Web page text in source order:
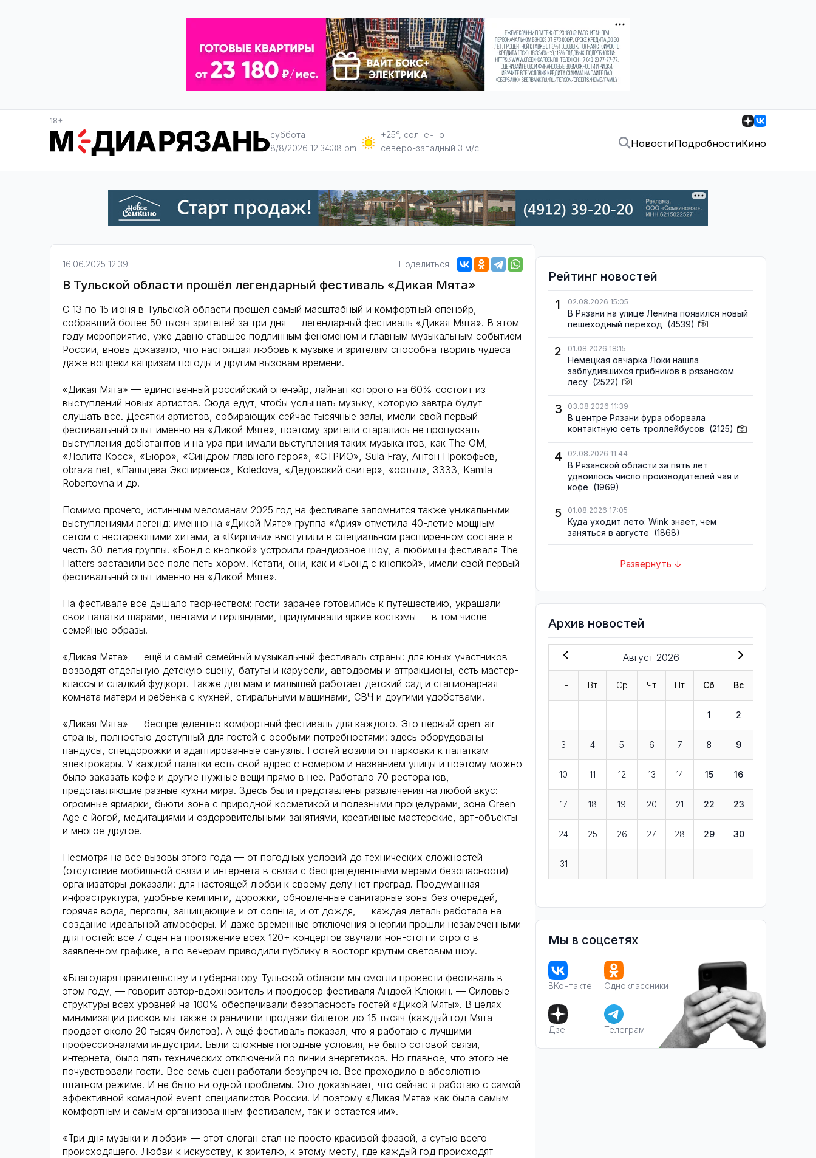
18+
суббота
8/8/2026 12:34:40 pm
+25°, солнечно
северо-западный 3 м/с
НовостиПодробностиКино
16.06.2025 12:39 Поделиться:
В Тульской области прошёл легендарный фестиваль «Дикая Мята»
С 13 по 15 июня в Тульской области прошёл самый масштабный и комфортный опенэйр,
собравший более 50 тысяч зрителей за три дня — легендарный фестиваль «Дикая Мята». В этом
году мероприятие, уже давно ставшее подлинным феноменом и главным музыкальным событием
России, вновь доказало, что настоящая любовь к музыке и зрителям способна творить чудеса
даже вопреки капризам погоды и другим вызовам времени.
«Дикая Мята» — единственный российский опенэйр, лайнап которого на 60% состоит из
выступлений новых артистов. Сюда едут, чтобы услышать музыку, которую завтра будут
слушать все. Десятки артистов, собирающих сейчас тысячные залы, имели свой первый
фестивальный опыт именно на «Дикой Мяте», поэтому зрители старались не пропускать
выступления дебютантов и на ура принимали выступления таких музыкантов, как The OM,
«Лолита Косс», «Бюро», «Синдром главного героя», «СТРИО», Sula Fray, Антон Прокофьев,
obraza net, «Пальцева Экспириенс», Koledova, «Дедовский свитер», «остыл», 3333, Kamila
Robertovna и др.
Помимо прочего, истинным меломанам 2025 год на фестивале запомнится также уникальными
выступлениями легенд: именно на «Дикой Мяте» группа «Ария» отметила 40-летие мощным
сетом с нестареющими хитами, а «Кирпичи» выступили в специальном расширенном составе в
честь 30-летия группы. «Бонд с кнопкой» устроили грандиозное шоу, а любимцы фестиваля The
Hatters заставили все поле петь хором. Кстати, они, как и «Бонд с кнопкой», имели свой первый
фестивальный опыт именно на «Дикой Мяте».
На фестивале все дышало творчеством: гости заранее готовились к путешествию, украшали
свои палатки шарами, лентами и гирляндами, придумывали яркие костюмы — в том числе
семейные образы.
«Дикая Мята» — ещё и самый семейный музыкальный фестиваль страны: для юных участников
возводят отдельную детскую сцену, батуты и карусели, автодромы и аттракционы, есть мастер-
классы и сладкий фудкорт. Также для мам и малышей работает детский сад и стационарная
комната матери и ребенка с кухней, стиральными машинами, СВЧ и другими удобствами.
«Дикая Мята» — беспрецедентно комфортный фестиваль для каждого. Это первый open-air
страны, полностью доступный для гостей с особыми потребностями: здесь оборудованы
пандусы, спецдорожки и адаптированные санузлы. Гостей возили от парковки к палаткам
электрокары. У каждой палатки есть свой адрес с номером и названием улицы и поэтому можно
было заказать кофе и другие нужные вещи прямо в нее. Работало 70 ресторанов,
представляющие разные кухни мира. Здесь были представлены развлечения на любой вкус:
огромные ярмарки, бьюти-зона с природной косметикой и полезными процедурами, зона Green
Age с йогой, медитациями и оздоровительными занятиями, креативные мастерские, арт-объекты
и многое другое.
Несмотря на все вызовы этого года — от погодных условий до технических сложностей
(отсутствие мобильной связи и интернета в связи с беспрецедентными мерами безопасности) —
организаторы доказали: для настоящей любви к своему делу нет преград. Продуманная
инфраструктура, удобные кемпинги, дорожки, обновленные санитарные зоны без очередей,
горячая вода, перголы, защищающие и от солнца, и от дождя, — каждая деталь работала на
создание идеальной атмосферы. И даже временные отключения энергии прошли незамеченными
для гостей: все 7 сцен на протяжение всех 120+ концертов звучали нон-стоп и строго в
заявленном графике, а по вечерам приводили публику в восторг крутым световым шоу.
«Благодаря правительству и губернатору Тульской области мы смогли провести фестиваль в
этом году, — говорит автор-вдохновитель и продюсер фестиваля Андрей Клюкин. — Силовые
структуры всех уровней на 100% обеспечивали безопасность гостей «Дикой Мяты». В целях
минимизации рисков мы также ограничили продажи билетов до 15 тысяч (каждый год Мята
продает около 20 тысяч билетов). А ещё фестиваль показал, что я работаю с лучшими
профессионалами индустрии. Были сложные погодные условия, не было сотовой связи,
интернета, было пять технических отключений по линии энергетиков. Но главное, что этого не
почувствовали гости. Все семь сцен работали безупречно. Все проходило в абсолютно
штатном режиме. И не было ни одной проблемы. Это доказывает, что сейчас я работаю с самой
эффективной командой event-специалистов России. И поэтому «Дикая Мята» как была самым
комфортным и самым организованным фестивалем, так и остаётся им».
«Три дня музыки и любви» — этот слоган стал не просто красивой фразой, а сутью всего
происходящего. Любви к искусству, к зрителю, к этому месту, где каждый год происходят
Рейтинг новостей
1
02.08.2026 15:05
В Рязани на улице Ленина появился новый
пешеходный переход (4539)
2 01.08.2026 18:15
Немецкая овчарка Локи нашла
заблудившихся грибников в рязанском
лесу (2522)
3 03.08.2026 11:39
В центре Рязани фура оборвала
контактную сеть троллейбусов (2125)
4 02.08.2026 11:44
В Рязанской области за пять лет
удвоилось число производителей чая и
кофе (1969)
5 01.08.2026 17:05
Куда уходит лето: Wink знает, чем
заняться в августе (1868)
Развернуть ↓
Архив новостей
Август 2026
Пн Вт Ср Чт Пт Сб Вс
1 2
3 4 5 6 7 8 9
10 11 12 13 14 15 16
17 18 19 20 21 22 23
24 25 26 27 28 29 30
31
Мы в соцсетях
ВКонтакте Одноклассники
Дзен Телеграм